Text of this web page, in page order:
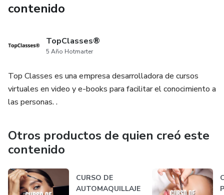
contenido
TopClasses®
5 Año Hotmarter
Top Classes es una empresa desarrolladora de cursos
virtuales en video y e-books para facilitar el conocimiento a
las personas. .
Otros productos de quien creó este
contenido
CURSO DE
AUTOMAQUILLAJE